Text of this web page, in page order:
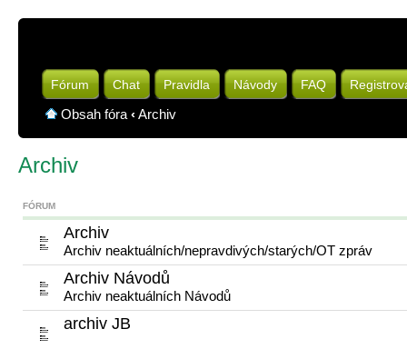
Fórum Chat Pravidla Návody FAQ
Obsah fóra ‹Archiv
Archiv
FÓRUM
Archiv
Archiv neaktuálních/nepravdivých/starých/OT zpráv
Archiv Návodů
Archiv neaktuálních Návodů
archiv JB